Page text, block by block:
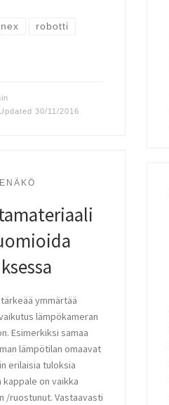
robotti
Updated 30/11/2016
ymmärtää
lämpökameran
Esimerkiksi samaa
lämpötilan omaavat
erilaisia tuloksia
on vaikka
/ruostunut. Vastaavasti